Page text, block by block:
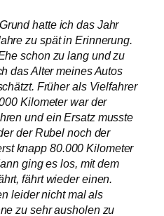
hatte ich das Jahr
zu spät in Erinnerung.
schon zu lang und zu
das Alter meines Autos
Früher als Vielfahrer
Kilometer war der
und ein Ersatz musste
der Rubel noch der
knapp 80.000 Kilometer
ging es los, mit dem
fährt wieder einen.
leider nicht mal als
zu sehr ausholen zu